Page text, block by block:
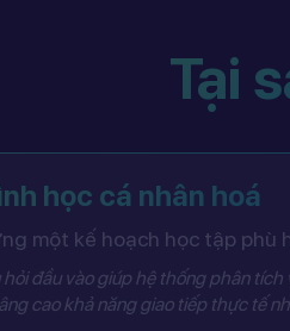
Tại
học cá nhân hoá
một kế hoạch học tập phù
hỏi đầu vào giúp hệ thống phân
cao khả năng giao tiếp thực tế